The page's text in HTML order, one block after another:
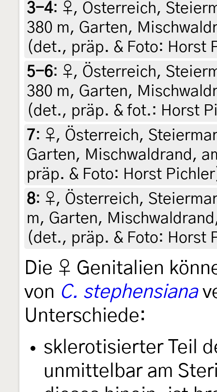
3-4: ♀, Österreich,
380 m, Garten,
(det., präp. & Foto: Horst
5-6: ♀, Österreich,
380 m, Garten,
(det., präp. & fot.: Horst
7: ♀, Österreich,
Garten, Mischwaldrand,
präp. & Foto: Horst
8: ♀, Österreich,
m, Garten,
(det., präp. & Foto: Horst
Die ♀ Genitalien
von C. stephensiana
Unterschiede:
sklerotisierter Teil
unmittelbar am